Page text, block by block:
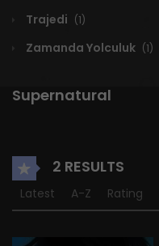
Trajedi (1)
Zamanda Yolculuk (1)
Supernatural
2 RESULTS
Latest A-Z Rating